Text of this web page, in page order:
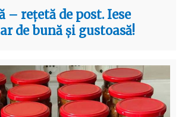
– rețetă de post. Iese
de bună și gustoasă!